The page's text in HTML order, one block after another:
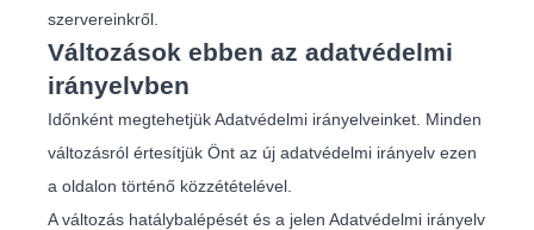
szervereinkről.
Változások ebben az adatvédelmi
irányelvben
Időnként megtehetjük Adatvédelmi irányelveinket. Minden
változásról értesítjük Önt az új adatvédelmi irányelv ezen
a oldalon történő közzétételével.
A változás hatálybalépését és a jelen Adatvédelmi irányelv